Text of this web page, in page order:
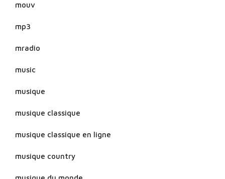
mouv
mp3
mradio
music
musique
musique classique
musique classique en ligne
musique country